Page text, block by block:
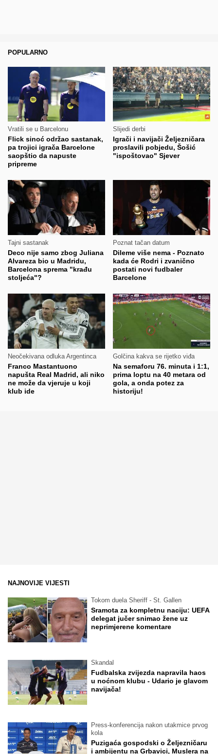
POPULARNO
Vratili se u Barcelonu
Flick sinoć održao sastanak,
pa trojici igrača Barcelone
saopštio da napuste
pripreme
Slijedi derbi
Igrači i navijači Željezničara
proslavili pobjedu, Šošić
"ispoštovao" Sjever
Tajni sastanak
Deco nije samo zbog Juliana
Alvareza bio u Madridu,
Barcelona sprema "krađu
stoljeća"?
Poznat tačan datum
Dileme više nema - Poznato
kada će Rodri i zvanično
postati novi fudbaler
Barcelone
Neočekivana odluka Argentinca
Franco Mastantuono
napušta Real Madrid, ali niko
ne može da vjeruje u koji
klub ide
Golčina kakva se rijetko viđa
Na semaforu 76. minuta i 1:1,
prima loptu na 40 metara od
gola, a onda potez za
historiju!
NAJNOVIJE VIJESTI
Tokom duela Sheriff - St. Gallen
Sramota za kompletnu naciju: UEFA
delegat jučer snimao žene uz
neprimjerene komentare
Skandal
Fudbalska zvijezda napravila haos
u noćnom klubu - Udario je glavom
navijača!
Press-konferencija nakon utakmice prvog
kola
Puzigaća gospodski o Željezničaru
i ambijentu na Grbavici, Muslera na